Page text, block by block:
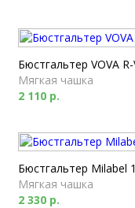
Бюстгальтер VOVA
Мягкая чашка
2 110 р.
Бюстгальтер Milabel
Мягкая чашка
2 330 р.